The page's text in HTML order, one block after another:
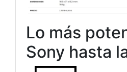
Lo más
Sony hasta